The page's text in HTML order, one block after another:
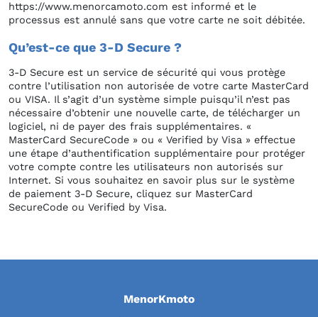
https://www.menorcamoto.com est informé et le
processus est annulé sans que votre carte ne soit débitée.
Qu’est-ce que 3-D Secure ?
3-D Secure est un service de sécurité qui vous protège
contre l’utilisation non autorisée de votre carte MasterCard
ou VISA. Il s’agit d’un système simple puisqu’il n’est pas
nécessaire d’obtenir une nouvelle carte, de télécharger un
logiciel, ni de payer des frais supplémentaires. «
MasterCard SecureCode » ou « Verified by Visa » effectue
une étape d’authentification supplémentaire pour protéger
votre compte contre les utilisateurs non autorisés sur
Internet. Si vous souhaitez en savoir plus sur le système
de paiement 3-D Secure, cliquez sur MasterCard
SecureCode ou Verified by Visa.
MenorKmoto